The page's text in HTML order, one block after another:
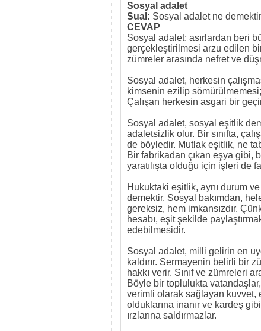
Sosyal adalet
Sual: Sosyal adalet ne
CEVAP
Sosyal adalet; asırlardan beri
gerçekleştirilmesi arzu edilen
zümreler arasında nefret ve
Sosyal adalet, herkesin
kimsenin ezilip
Çalışan herkesin asgari bir
Sosyal adalet, sosyal eşitlik
adaletsizlik olur. Bir sınıfta,
de böyledir. Mutlak eşitlik, ne
Bir fabrikadan çıkan eşya gibi,
yaratılışta olduğu için işleri de
Hukuktaki eşitlik, aynı durum
demektir. Sosyal bakımdan,
gereksiz, hem imkansızdır.
hesabı, eşit şekilde
edebilmesidir.
Sosyal adalet, milli gelirin en
kaldırır. Sermayenin belirli bir
hakkı verir. Sınıf ve zümreleri
Böyle bir toplulukta
verimli olarak sağlayan kuvvet,
olduklarına inanır ve kardeş
ırzlarına saldırmazlar.